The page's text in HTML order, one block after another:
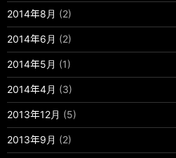
2014年8月 (2)
2014年6月 (2)
2014年5月 (1)
2014年4月 (3)
2013年12月 (5)
2013年9月 (2)